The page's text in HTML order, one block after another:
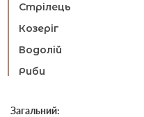
Загальний:
Стрілець
Козеріг
Водолій
Риби